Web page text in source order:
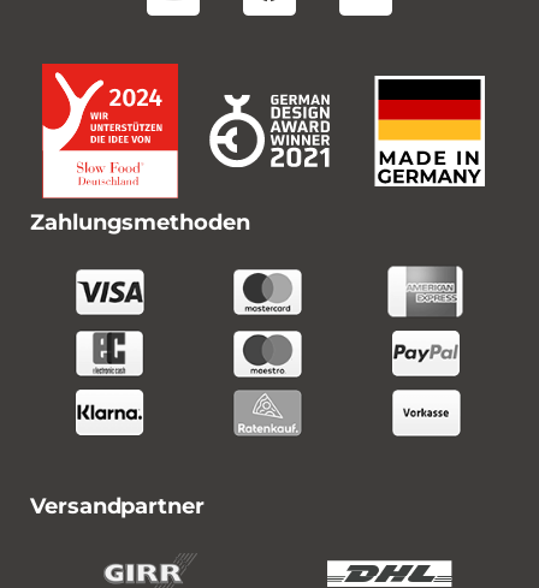
Zahlungsmethoden
Versandpartner